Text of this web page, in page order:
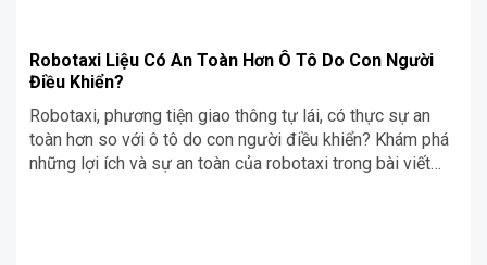
Robotaxi Liệu Có An Toàn Hơn Ô Tô Do Con Người
Điều Khiển?
Robotaxi, phương tiện giao thông tự lái, có thực sự an
toàn hơn so với ô tô do con người điều khiển? Khám phá
những lợi ích và sự an toàn của robotaxi trong bài viết